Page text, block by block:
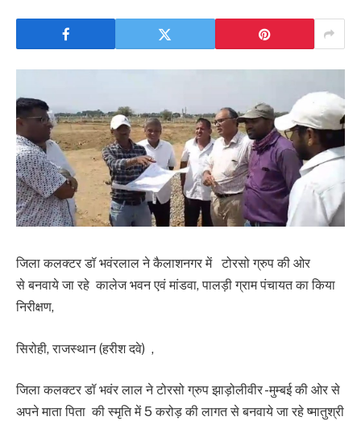
जिला कलक्टर डॉ भवंरलाल ने कैलाशनगर में टोरसो ग्रुप की ओर
से बनवाये जा रहे कालेज भवन एवं मांडवा, पालड़ी ग्राम पंचायत का किया
निरीक्षण,
सिरोही, राजस्थान (हरीश दवे) ,
जिला कलक्टर डॉ भवंर लाल ने टोरसो ग्रुप झाड़ोलीवीर -मुम्बई की ओर से
अपने माता पिता की स्मृति में 5 करोड़ की लागत से बनवाये जा रहे ष्मातुश्री